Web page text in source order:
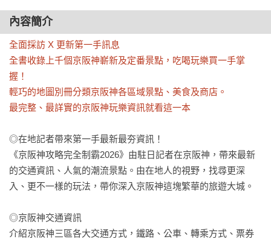
內容簡介
全面採訪 X 更新第一手訊息
全書收錄上千個京阪神嶄新及定番景點，吃喝玩樂買一手掌
握！
輕巧的地圖別冊分類京阪神各區域景點、美食及商店。
最完整、最詳實的京阪神玩樂資訊就看這一本
◎在地記者帶來第一手最新最夯資訊！
《京阪神攻略完全制霸2026》由駐日記者在京阪神，帶來最新
的交通資訊、人氣的潮流景點。由在地人的視野，找尋更深
入、更不一樣的玩法，帶你深入京阪神這塊繁華的旅遊大城。
◎京阪神交通資訊
介紹京阪神三區各大交通方式，鐵路、公車、轉乘方式、票券